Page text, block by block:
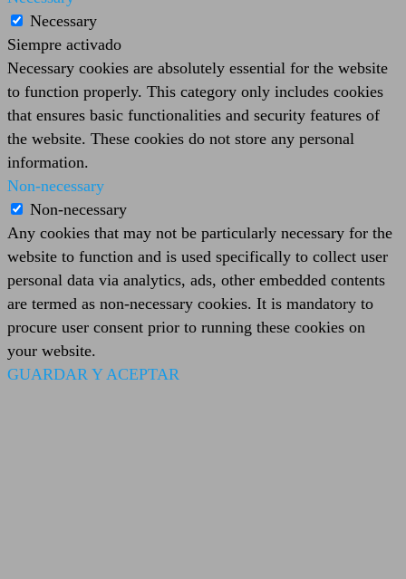
Necessary
Siempre activado
Necessary cookies are absolutely essential for the website
to function properly. This category only includes cookies
that ensures basic functionalities and security features of
the website. These cookies do not store any personal
information.
Non-necessary
Non-necessary
Any cookies that may not be particularly necessary for the
website to function and is used specifically to collect user
personal data via analytics, ads, other embedded contents
are termed as non-necessary cookies. It is mandatory to
procure user consent prior to running these cookies on
your website.
GUARDAR Y ACEPTAR